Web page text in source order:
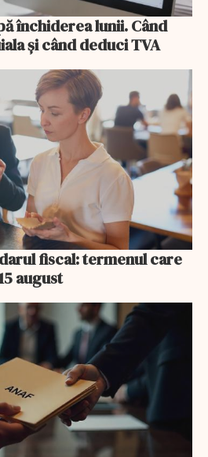
închiderea lunii. Când
și când deduci TVA
fiscal: termenul care
august